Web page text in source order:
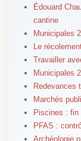
Édouard
cantine
Municipales
Le
Travailler
Municipales
Redevances
Marchés
Piscines : fin
PFAS :
Archéologie